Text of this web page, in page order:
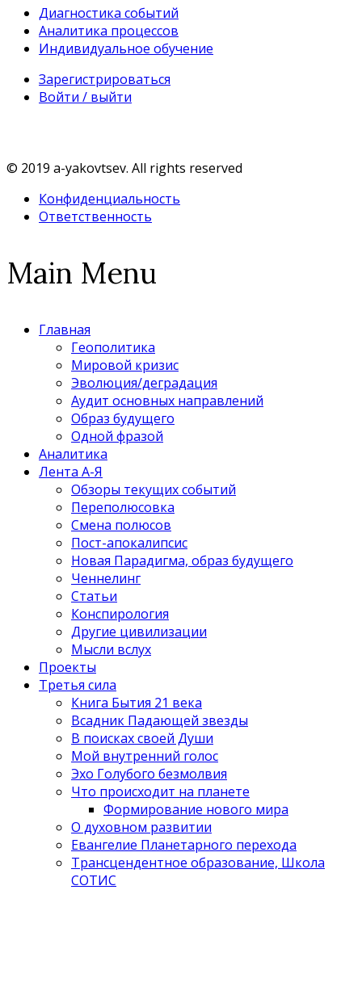
Диагностика событий
Аналитика процессов
Индивидуальное обучение
Зарегистрироваться
Войти / выйти
© 2019 a-yakovtsev. All rights reserved
Конфиденциальность
Ответственность
Main Menu
Главная
Геополитика
Мировой кризис
Эволюция/деградация
Аудит основных направлений
Образ будущего
Одной фразой
Аналитика
Лента А-Я
Обзоры текущих событий
Переполюсовка
Смена полюсов
Пост-апокалипсис
Новая Парадигма, образ будущего
Ченнелинг
Статьи
Конспирология
Другие цивилизации
Мысли вслух
Проекты
Третья сила
Книга Бытия 21 века
Всадник Падающей звезды
В поисках своей Души
Мой внутренний голос
Эхо Голубого безмолвия
Что происходит на планете
Формирование нового мира
О духовном развитии
Евангелие Планетарного перехода
Трансцендентное образование, Школа
СОТИС